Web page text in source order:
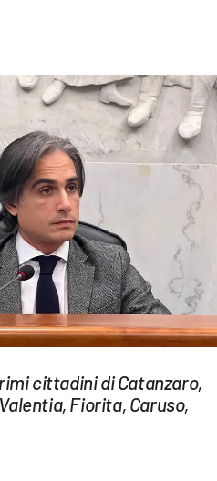
cittadini di Catanzaro,
Fiorita, Caruso,